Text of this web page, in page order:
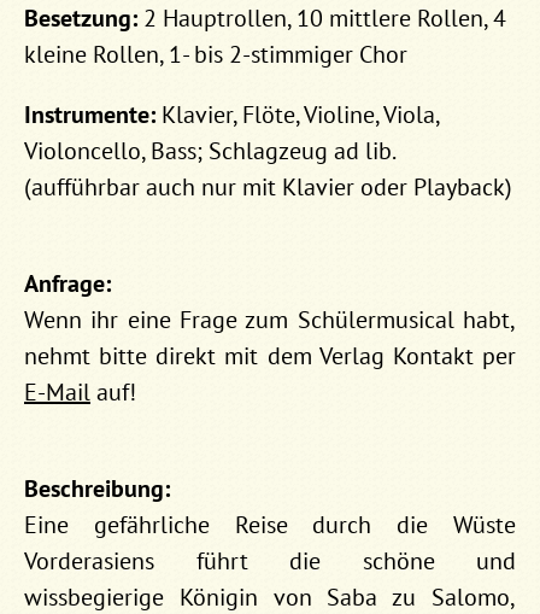
Besetzung: 2 Hauptrollen, 10 mittlere Rollen, 4
kleine Rollen, 1- bis 2-stimmiger Chor
Instrumente: Klavier, Flöte, Violine, Viola,
Violoncello, Bass; Schlagzeug ad lib.
(aufführbar auch nur mit Klavier oder Playback)
Anfrage:
Wenn ihr eine Frage zum Schülermusical habt,
nehmt bitte direkt mit dem Verlag Kontakt per
E-Mailauf!
Beschreibung:
Eine gefährliche Reise durch die Wüste
Vorderasiens führt die schöne und
wissbegierige Königin von Saba zu Salomo,